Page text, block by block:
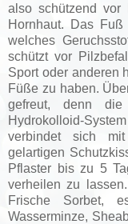
also schützend vor
Hornhaut. Das
welches
schützt vor
Sport oder anderen
Füße zu haben.
gefreut, denn
Hydrokolloid-
verbindet sich
gelartigen
Pflaster bis zu 5
verheilen zu
Frische Sorbet,
Wasserminze,